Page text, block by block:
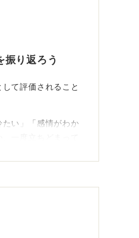
振り返ろう
て評価されること
い」「感情がわか
一度立ちどまって